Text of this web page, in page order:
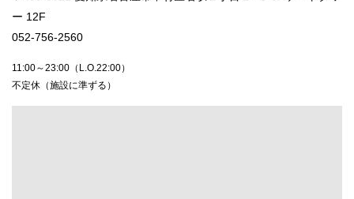
ー 12F
052-756-2560
11:00～23:00（L.O.22:00）
不定休（施設に準ずる）